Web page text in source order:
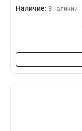
Наличие: В наличии